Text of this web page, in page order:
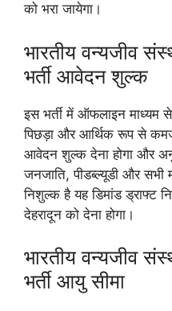
को भरा जायेगा।
भारतीय वन्यजीव
भर्ती आवेदन शुल्क
इस भर्ती में ऑफलाइन माध्यम से
पिछड़ा और आर्थिक रूप से
आवेदन शुल्क देना होगा और
जनजाति, पीडब्ल्यूडी और
निशुल्क है यह डिमांड ड्राफ्ट
देहरादून को देना होगा।
भारतीय वन्यजीव
भर्ती आयु सीमा